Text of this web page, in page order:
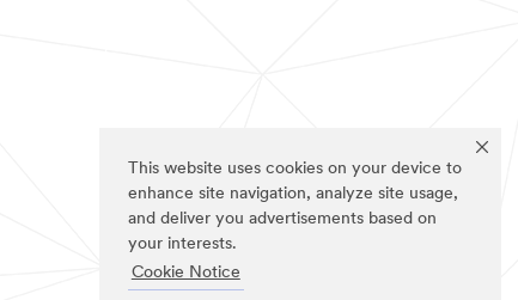
This website uses cookies on your device to
enhance site navigation, analyze site usage,
and deliver you advertisements based on
your interests.
Cookie Notice